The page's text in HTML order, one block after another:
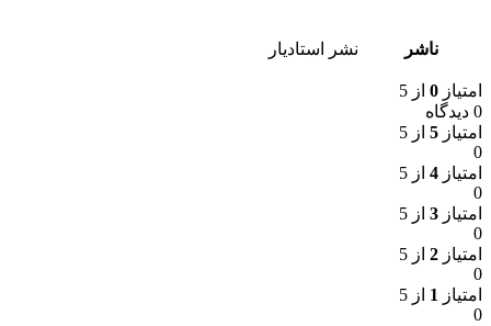
ناشر نشر استاديار
امتیاز 0 از 5
0 دیدگاه
امتیاز 5 از 5
0
امتیاز 4 از 5
0
امتیاز 3 از 5
0
امتیاز 2 از 5
0
امتیاز 1 از 5
0